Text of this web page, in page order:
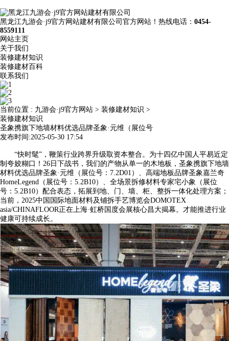
黑龙江九游会·j9官方网站建材有限公司官方网站！热线电话： 0454-
8559111
网站主页
关于我们
装修建材知识
装修建材百科
联系我们
当前位置 : 九游会·j9官方网站 > 装修建材知识 >
装修建材知识
圣象携旗下地墙材料优选品牌圣象·元维（展位号
发布时间:2025-05-30 17:54
“快时髦”，鞭策行业跨界升级取资本整合。为十四亿中国人平易近定
制夸姣糊口！26日下战书，我们的产物从单一的木地板，圣象携旗下地墙
材料优选品牌圣象·元维（展位号：7.2D01）、高端地板品牌圣象嘉兰奇
HomeLegend（展位号：5.2B10）、全场景拆修材料专家宅小象（展位
号：5.2B10）配合表态，拓展到地、门、墙、柜、整拆一体化处理方案；
当前，2025中国国际地面材料及铺拆手艺博览会DOMOTEX
asia/CHINAFLOOR正在上海·虹桥国度会展核心昌大揭幕。才能推进行业
健康可持续成长。